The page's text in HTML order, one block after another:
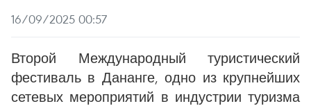
16/09/2025 00:57
Второй Международный туристический
фестиваль в Дананге, одно из крупнейших
сетевых мероприятий в индустрии туризма